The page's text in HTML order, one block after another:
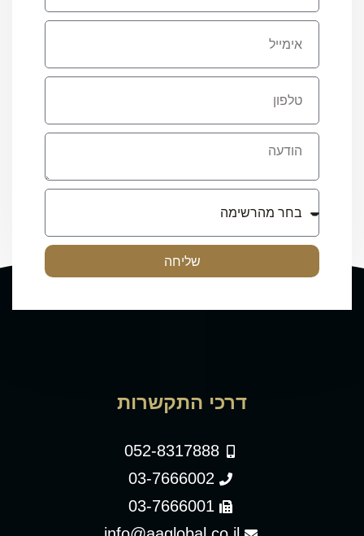
שליחה
דרכי התקשרות
052-8317888
03-7666002
03-7666001